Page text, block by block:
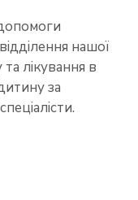
нашої
лікування в
за